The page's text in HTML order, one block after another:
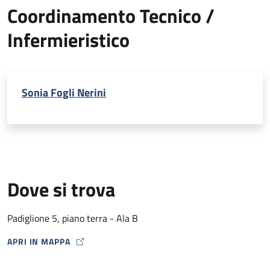
Coordinamento Tecnico /
Infermieristico
Sonia Fogli Nerini
Dove si trova
Padiglione 5, piano terra - Ala B
APRI IN MAPPA
MAP ICON